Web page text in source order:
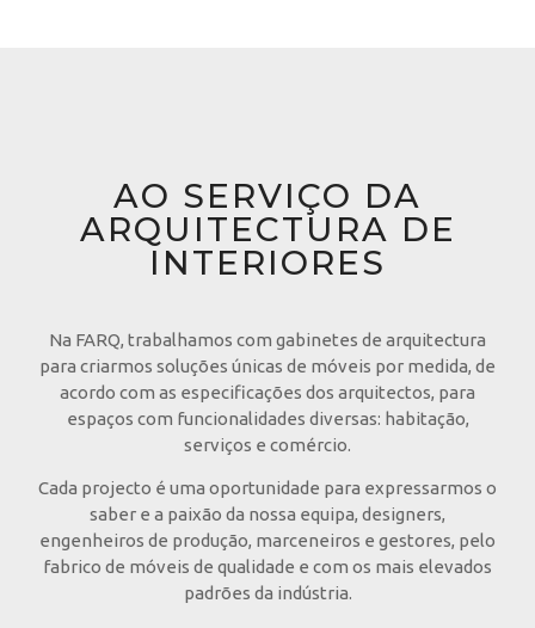
AO SERVIÇO DA
ARQUITECTURA DE
INTERIORES
Na FARQ, trabalhamos com gabinetes de arquitectura
para criarmos soluções únicas de móveis por medida, de
acordo com as especificações dos arquitectos, para
espaços com funcionalidades diversas: habitação,
serviços e comércio.
Cada projecto é uma oportunidade para expressarmos o
saber e a paixão da nossa equipa, designers,
engenheiros de produção, marceneiros e gestores, pelo
fabrico de móveis de qualidade e com os mais elevados
padrões da indústria.